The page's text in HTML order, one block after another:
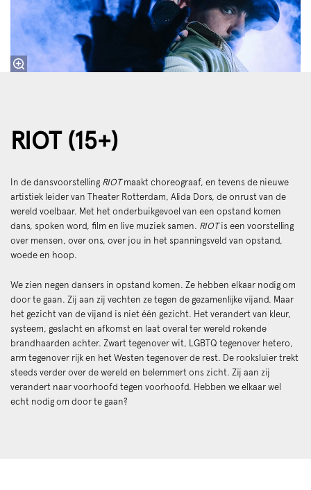
RIOT (15+)
In de dansvoorstelling RIOTmaakt choreograaf, en tevens de nieuwe
artistiek leider van Theater Rotterdam, Alida Dors, de onrust van de
wereld voelbaar. Met het onderbuikgevoel van een opstand komen
dans, spoken word, film en live muziek samen. RIOTis een voorstelling
over mensen, over ons, over jou in het spanningsveld van opstand,
woede en hoop.
We zien negen dansers in opstand komen. Ze hebben elkaar nodig om
door te gaan. Zij aan zij vechten ze tegen de gezamenlijke vijand. Maar
het gezicht van de vijand is niet één gezicht. Het verandert van kleur,
systeem, geslacht en afkomst en laat overal ter wereld rokende
brandhaarden achter. Zwart tegenover wit, LGBTQ tegenover hetero,
arm tegenover rijk en het Westen tegenover de rest. De rooksluier trekt
steeds verder over de wereld en belemmert ons zicht. Zij aan zij
verandert naar voorhoofd tegen voorhoofd. Hebben we elkaar wel
echt nodig om door te gaan?